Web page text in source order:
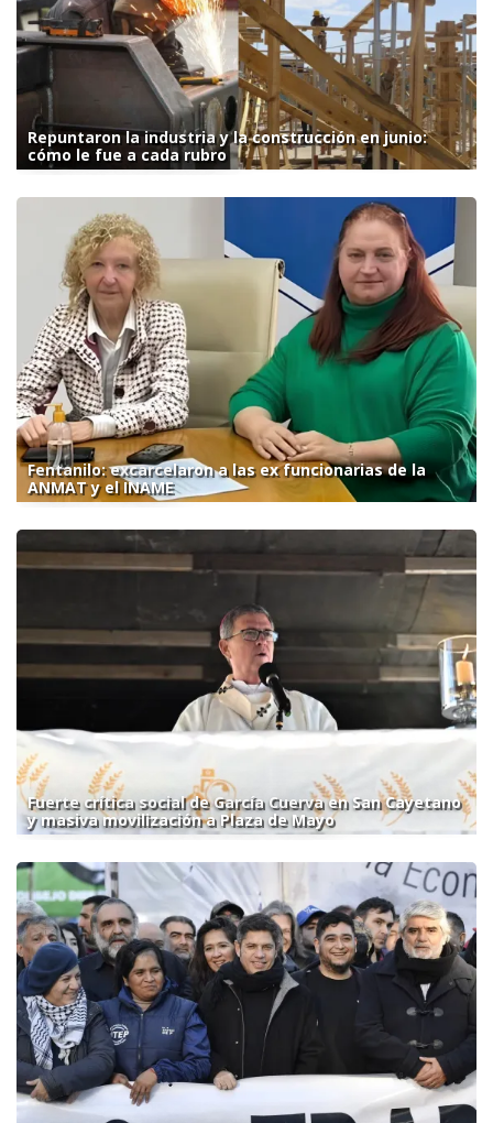
Repuntaron la industria y la construcción en junio:
cómo le fue a cada rubro
Fentanilo: excarcelaron a las ex funcionarias de la
ANMAT y el INAME
Fuerte crítica social de García Cuerva en San Cayetano
y masiva movilización a Plaza de Mayo